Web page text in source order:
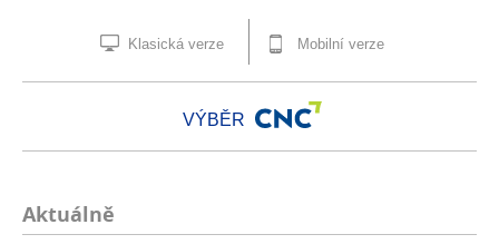
Klasická verze Mobilní verze
VÝBĚR
Aktuálně